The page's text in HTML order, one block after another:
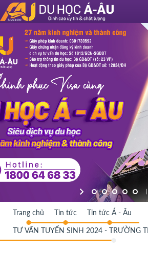
Trang chủ Tin tức Tin tức Á - Âu
TƯ VẤN TUYỂN SINH 2024 - TRƯỜNG